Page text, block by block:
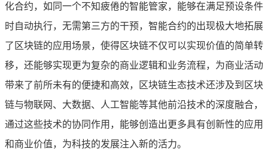
化合约，如同一个不知疲倦的智能管家，能够在满足预设条件
时自动执行，无需第三方的干预，智能合约的出现极大地拓展
了区块链的应用场景，使得区块链不仅可以实现价值的简单转
移，还能够实现更为复杂的商业逻辑和业务流程，为商业活动
带来了前所未有的便捷和高效，区块链生态技术还涉及到区块
链与物联网、大数据、人工智能等其他前沿技术的深度融合，
通过这些技术的协同作用，能够创造出更多具有创新性的应用
和商业价值，为科技的发展注入新的活力。